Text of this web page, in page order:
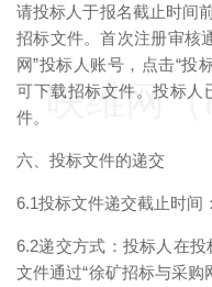
请投标人于报名截止时间
招标文件。首次注册审核
网”投标人账号，点击“投
可下载招标文件。投标人
件。
六、投标文件的递交
6.1投标文件递交截止时间
6.2递交方式：投标人在
文件通过“徐矿招标与采
映维网